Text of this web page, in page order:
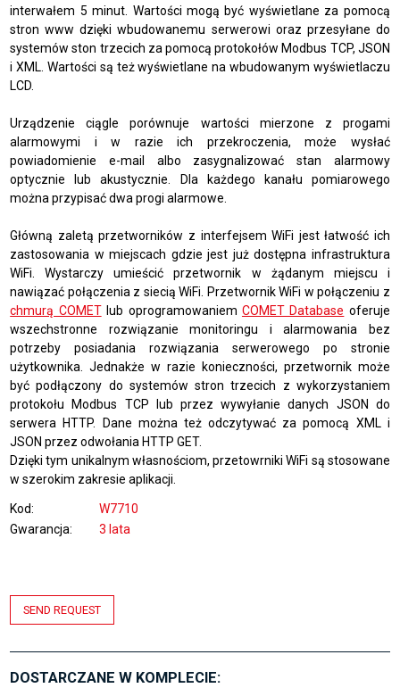
interwałem 5 minut. Wartości mogą być wyświetlane za pomocą
stron www dzięki wbudowanemu serwerowi oraz przesyłane do
systemów ston trzecich za pomocą protokołów Modbus TCP, JSON
i XML. Wartości są też wyświetlane na wbudowanym wyświetlaczu
LCD.
Urządzenie ciągle porównuje wartości mierzone z progami
alarmowymi i w razie ich przekroczenia, może wysłać
powiadomienie e-mail albo zasygnalizować stan alarmowy
optycznie lub akustycznie. Dla każdego kanału pomiarowego
można przypisać dwa progi alarmowe.
Główną zaletą przetworników z interfejsem WiFi jest łatwość ich
zastosowania w miejscach gdzie jest już dostępna infrastruktura
WiFi. Wystarczy umieścić przetwornik w żądanym miejscu i
nawiązać połączenia z siecią WiFi. Przetwornik WiFi w połączeniu z
chmurą COMETlub oprogramowaniem COMET Database oferuje
wszechstronne rozwiązanie monitoringu i alarmowania bez
potrzeby posiadania rozwiązania serwerowego po stronie
użytkownika. Jednakże w razie konieczności, przetwornik może
być podłączony do systemów stron trzecich z wykorzystaniem
protokołu Modbus TCP lub przez wywyłanie danych JSON do
serwera HTTP. Dane można też odczytywać za pomocą XML i
JSON przez odwołania HTTP GET.
Dzięki tym unikalnym własnościom, przetowrniki WiFi są stosowane
w szerokim zakresie aplikacji.
Kod
W7710
Gwarancja
3 lata
SEND REQUEST
DOSTARCZANE W KOMPLECIE: